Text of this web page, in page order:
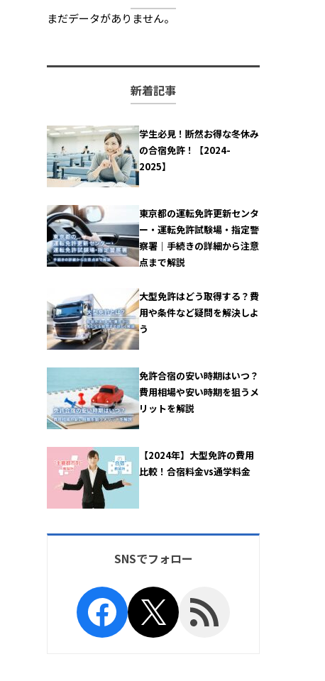
まだデータがありません。
新着記事
学生必見！断然お得な冬休み
の合宿免許！【2024-
2025】
東京都の運転免許更新センタ
ー・運転免許試験場・指定警
察署｜手続きの詳細から注意
点まで解説
大型免許はどう取得する？費
用や条件など疑問を解決しよ
う
免許合宿の安い時期はいつ？
費用相場や安い時期を狙うメ
リットを解説
【2024年】大型免許の費用
比較！合宿料金vs通学料金
SNSでフォロー
Facebook
X RSS Feed